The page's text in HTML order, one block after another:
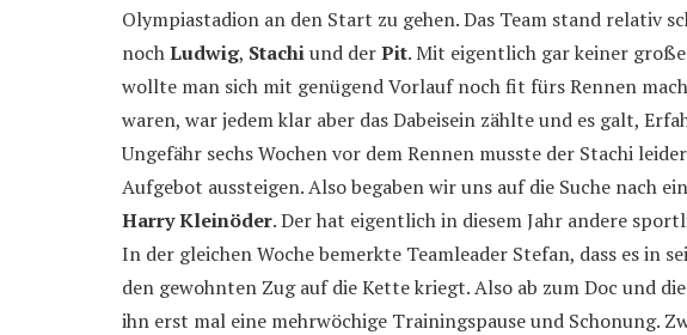
Olympiastadion an den Start zu gehen. Das Team stand relativ
nochLudwig, Stachiund derPit. Mit eigentlich gar keiner
wollte man sich mit genügend Vorlauf noch fit fürs Rennen
waren, war jedem klar aber das Dabeisein zählte und es galt,
Ungefähr sechs Wochen vor dem Rennen musste der Stachi
Aufgebot aussteigen. Also begaben wir uns auf die Suche nach
Harry Kleinöder. Der hat eigentlich in diesem Jahr andere
In der gleichen Woche bemerkte Teamleader Stefan, dass es in
den gewohnten Zug auf die Kette kriegt. Also ab zum Doc und
ihn erst mal eine mehrwöchige Trainingspause und Schonung.